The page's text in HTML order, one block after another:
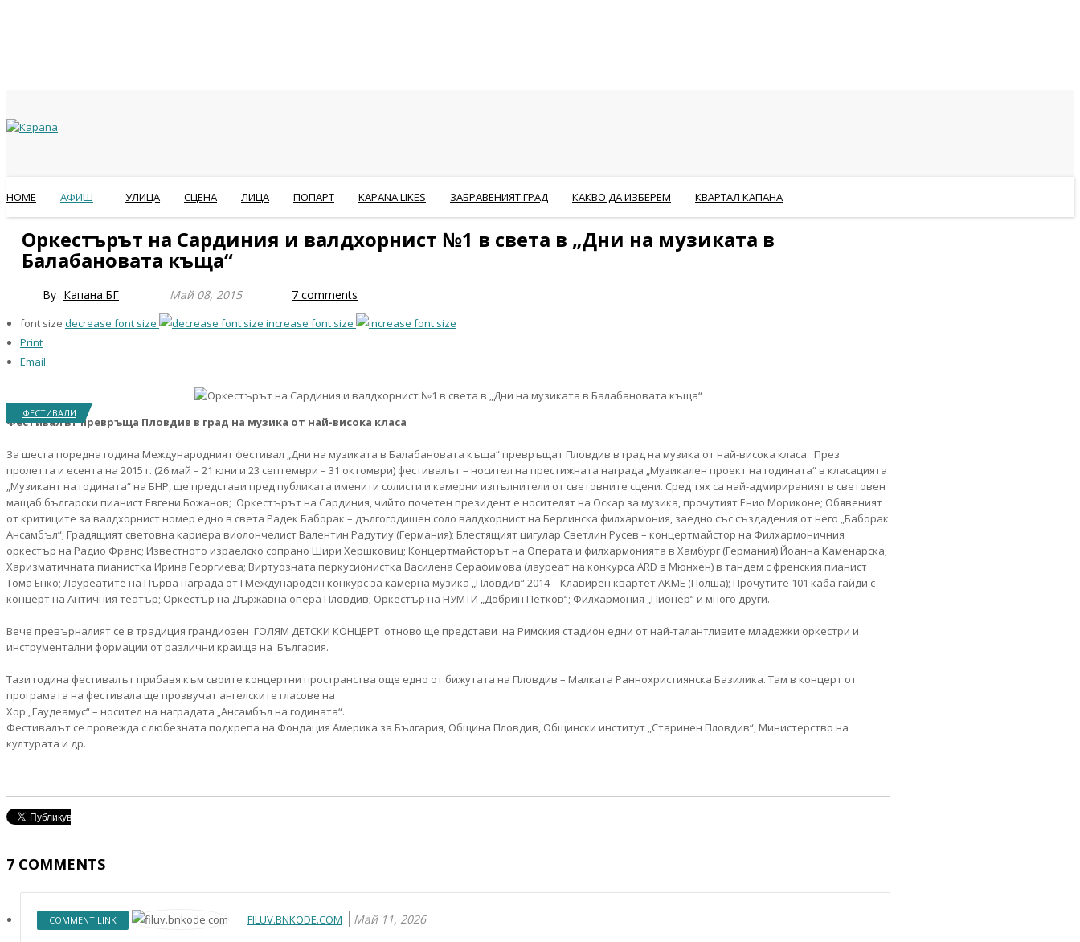
HOME АФИШ УЛИЦА СЦЕНА ЛИЦА ПОПАРТ KAPANA LIKES ЗАБРАВЕНИЯТ ГРАД КАКВО ДА ИЗБЕРЕМ КВАРТАЛ КАПАНА
Оркестърът на Сардиния и валдхорнист №1 в света в „Дни на музиката в
Балабановата къща“
By Капана.БГ Май 08, 2015 7 comments
font size decrease font size
increase font size
Print
Email
ФЕСТИВАЛИ
Фестивалът превръща Пловдив в град на музика от най-висока класа
За шеста поредна година Международният фестивал „Дни на музиката в Балабановата къща“ превръщат Пловдив в град на музика от най-висока класа. През
пролетта и есента на 2015 г. (26 май – 21 юни и 23 септември – 31 октомври) фестивалът – носител на престижната награда „Музикален проект на годината“ в класацията
„Музикант на годината“ на БНР, ще представи пред публиката именити солисти и камерни изпълнители от световните сцени. Сред тях са най-адмирираният в световен
мащаб български пианист Евгени Божанов; Оркестърът на Сардиния, чийто почетен президент е носителят на Оскар за музика, прочутият Енио Мориконе; Обявеният
от критиците за валдхорнист номер едно в света Радек Баборак – дългогодишен соло валдхорнист на Берлинска филхармония, заедно със създадения от него „Баборак
Ансамбъл“; Градящият световна кариера виолончелист Валентин Радутиу (Германия); Блестящият цигулар Светлин Русев – концертмайстор на Филхармоничния
оркестър на Радио Франс; Известното израелско сопрано Шири Хершковиц; Концертмайсторът на Операта и филхармонията в Хамбург (Германия) Йоанна Каменарска;
Харизматичната пианистка Ирина Георгиева; Виртуозната перкусионистка Василена Серафимова (лауреат на конкурса ARD в Мюнхен) в тандем с френския пианист
Тома Енко; Лауреатите на Първа награда от I Международен конкурс за камерна музика „Пловдив“ 2014 – Клавирен квартет AKME (Полша); Прочутите 101 каба гайди с
концерт на Античния театър; Оркестър на Държавна опера Пловдив; Оркестър на НУМТИ „Добрин Петков“; Филхармония „Пионер“ и много други.
Вече превърналият се в традиция грандиозен ГОЛЯМ ДЕТСКИ КОНЦЕРТ отново ще представи на Римския стадион едни от най-талантливите младежки оркестри и
инструментални формации от различни краища на България.
Тази година фестивалът прибавя към своите концертни пространства още едно от бижутата на Пловдив – Малката Раннохристиянска Базилика. Там в концерт от
програмата на фестивала ще прозвучат ангелските гласове на
Хор „Гаудеамус“ – носител на наградата „Ансамбъл на годината“.
Фестивалът се провежда с любезната подкрепа на Фондация Америка за България, Община Пловдив, Общински институт „Старинен Пловдив“, Министерство на
културата и др.
7 COMMENTS
COMMENT LINK FILUV.BNKODE.COM Май 11, 2026
Year
Month
Year
Month